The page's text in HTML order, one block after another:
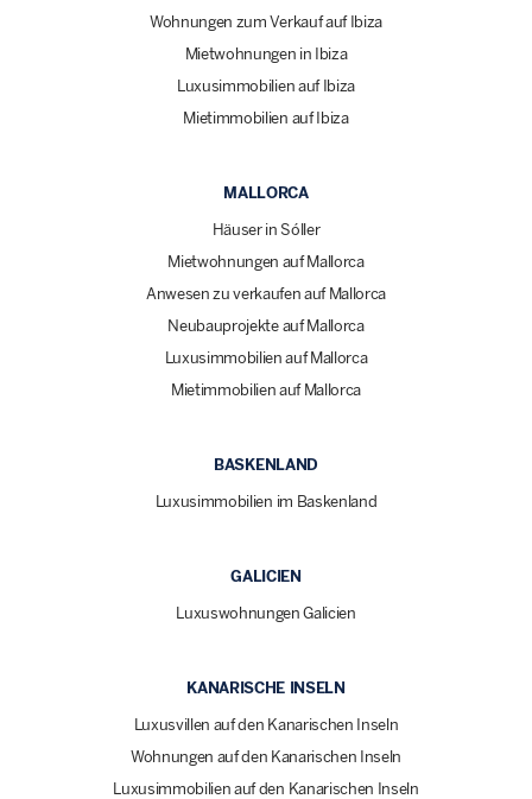
Wohnungen zum Verkauf auf Ibiza
Mietwohnungen in Ibiza
Luxusimmobilien auf Ibiza
Mietimmobilien auf Ibiza
MALLORCA
Häuser in Sóller
Mietwohnungen auf Mallorca
Anwesen zu verkaufen auf Mallorca
Neubauprojekte auf Mallorca
Luxusimmobilien auf Mallorca
Mietimmobilien auf Mallorca
BASKENLAND
Luxusimmobilien im Baskenland
GALICIEN
Luxuswohnungen Galicien
KANARISCHE INSELN
Luxusvillen auf den Kanarischen Inseln
Wohnungen auf den Kanarischen Inseln
Luxusimmobilien auf den Kanarischen Inseln